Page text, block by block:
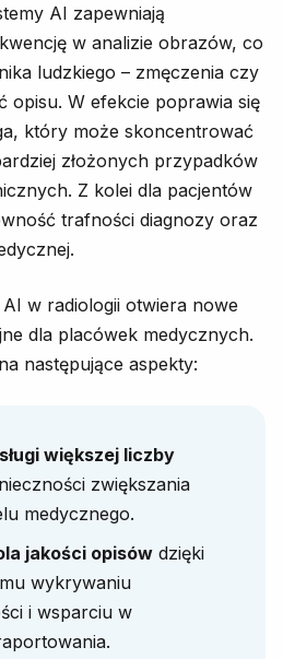
AI zapewniają
w analizie obrazów, co
ludzkiego – zmęczenia czy
opisu. W efekcie poprawia się
który może skoncentrować
złożonych przypadków
Z kolei dla pacjentów
trafności diagnozy oraz
w radiologii otwiera nowe
dla placówek medycznych.
następujące aspekty:
większej liczby
zwiększania
medycznego.
jakości opisów dzięki
wykrywaniu
i wsparciu w